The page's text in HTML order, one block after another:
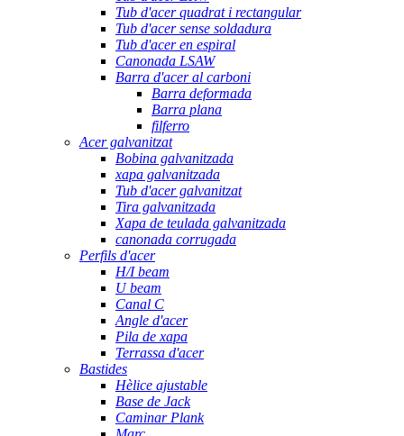
Tub d'acer quadrat i rectangular
Tub d'acer sense soldadura
Tub d'acer en espiral
Canonada LSAW
Barra d'acer al carboni
Barra deformada
Barra plana
filferro
Acer galvanitzat
Bobina galvanitzada
xapa galvanitzada
Tub d'acer galvanitzat
Tira galvanitzada
Xapa de teulada galvanitzada
canonada corrugada
Perfils d'acer
H/I beam
U beam
Canal C
Angle d'acer
Pila de xapa
Terrassa d'acer
Bastides
Hèlice ajustable
Base de Jack
Caminar Plank